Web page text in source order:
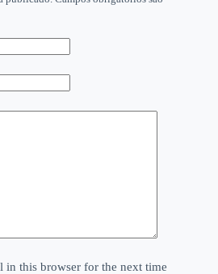
in this browser for the next time